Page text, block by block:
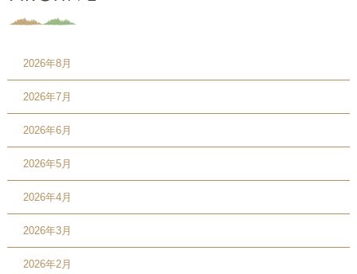
2026年8月
2026年7月
2026年6月
2026年5月
2026年4月
2026年3月
2026年2月